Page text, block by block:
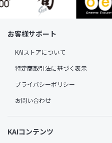
お客様サポート
KAIストアについて
特定商取引法に基づく表示
プライバシーポリシー
お問い合わせ
KAIコンテンツ